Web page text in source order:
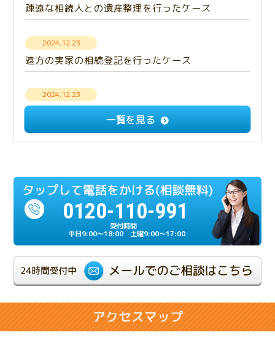
疎遠な相続人との遺産整理を行ったケース
2024.12.23
遠方の実家の相続登記を行ったケース
2024.12.23
【解決事例】意思疎通できない相続人との遺産分
割・成年後見手続き
多額の負債を相続放棄したケース
2024.07.17
相続人の一人が重度の認知症だったケース
2024.06.21
相続が複雑化しやすい兄弟相続のケース
相続人同士の折り合いが悪いケース
一覧を見る
0120-110-991
平日9:00～18:00 土曜9:00～17:00
アクセスマップ